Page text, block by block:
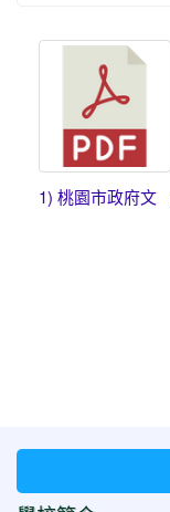
1) 桃園市政府文